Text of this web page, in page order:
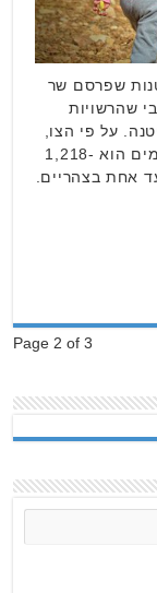
שפרסם שר
שהרשויות
על פי הצו,
המחיר המפוקח עבור קייטנה שתמשך 15 ימים הוא 1,218-
אחה"צ או 689 ש"ח עד אחת בצהריים.
Page 2 of 3